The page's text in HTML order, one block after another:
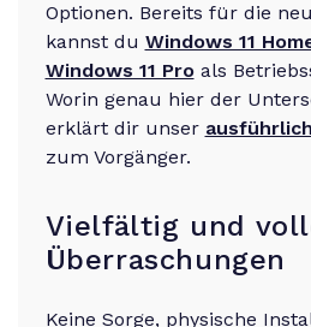
Optionen. Bereits für die
kannst du Windows 11
Windows 11 Proals
Worin genau hier der
erklärt dir unser
zum Vorgänger.
Vielfältig und
Überraschungen
Keine Sorge, physische